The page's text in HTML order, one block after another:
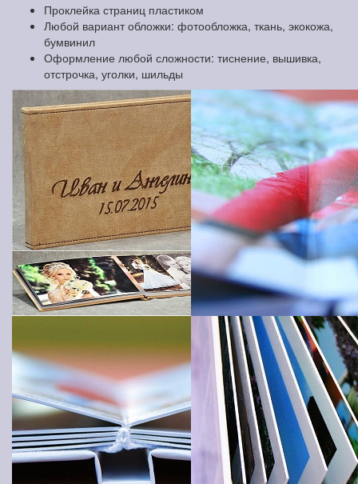
Проклейка страниц пластиком
Любой вариант обложки: фотообложка, ткань, экокожа,
бумвинил
Оформление любой сложности: тиснение, вышивка,
отстрочка, уголки, шильды